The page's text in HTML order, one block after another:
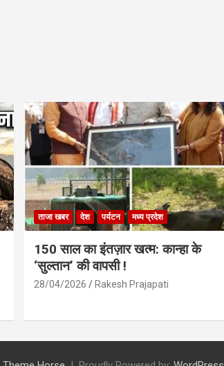
ताजा खबर देश पर्यटन मध्य प्रदेश
150 साल का इंतज़ार खत्म: कान्हा के
‘सुल्तान’ की वापसी !
28/04/2026 Rakesh Prajapati